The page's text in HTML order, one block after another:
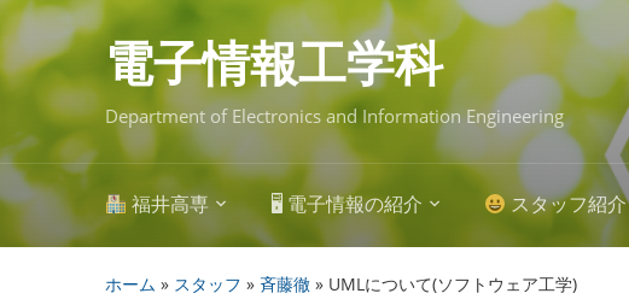
Skip
to
main
content 電子情報工学科
Department of Electronics and Information Engineering
福井高専 🖥 電子情報の紹介 スタッフ紹介
ホーム » スタッフ » 斉藤徹 » UMLについて(ソフトウェア工学)